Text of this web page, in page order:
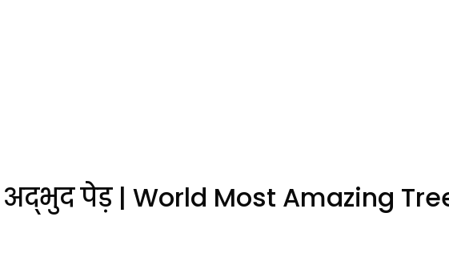
अद्भुद पेड़ | World Most Amazing